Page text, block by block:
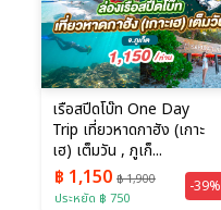
เรือสปีดโบ๊ท One Day
Trip เที่ยวหาดกาฮัง (เกาะ
เฮ) เต็มวัน , ภูเก็...
฿ 1,150 ฿ 1,900
ประหยัด ฿ 750
-39%